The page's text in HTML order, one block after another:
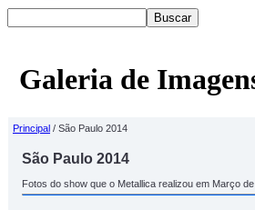
Galeria de
Principal / São Paulo 2014
São Paulo 2014
Fotos do show que o Metallica realizou em Março